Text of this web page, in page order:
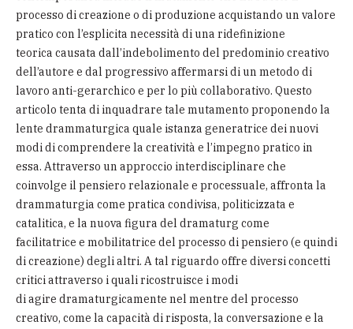
processo di creazione o di produzione acquistando un valore
pratico con l’esplicita necessità di una ridefinizione
teorica causata dall’indebolimento del predominio creativo
dell’autore e dal progressivo affermarsi di un metodo di
lavoro anti-gerarchico e per lo più collaborativo. Questo
articolo tenta di inquadrare tale mutamento proponendo la
lente drammaturgica quale istanza generatrice dei nuovi
modi di comprendere la creatività e l’impegno pratico in
essa. Attraverso un approccio interdisciplinare che
coinvolge il pensiero relazionale e processuale, affronta la
drammaturgia come pratica condivisa, politicizzata e
catalitica, e la nuova figura del dramaturg come
facilitatrice e mobilitatrice del processo di pensiero (e quindi
di creazione) degli altri. A tal riguardo offre diversi concetti
critici attraverso i quali ricostruisce i modi
di agire dramaturgicamente nel mentre del processo
creativo, come la capacità di risposta, la conversazione e la